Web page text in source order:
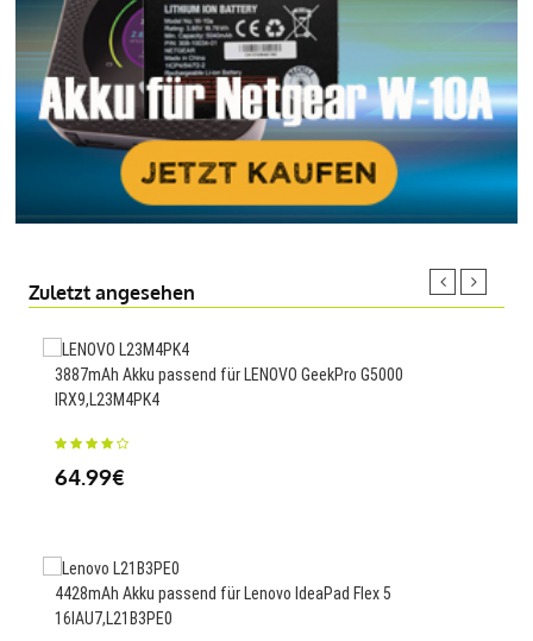
Zuletzt angesehen
3887mAh Akku passend für LENOVO GeekPro G5000
IRX9,L23M4PK4
64.99€
4428mAh Akku passend für Lenovo IdeaPad Flex 5
16IAU7,L21B3PE0